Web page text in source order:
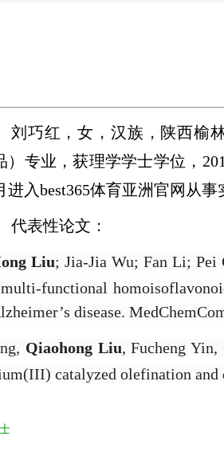
刘巧红，女，汉族，陕西榆
）专业，获理学学士学位，
进入best365体育亚洲官网从
代表性论文：
Liu; Jia-Jia Wu; Fan Li; Pei
functional
disease.
Qiaohong Liu, Fucheng
catalyzed olefination and